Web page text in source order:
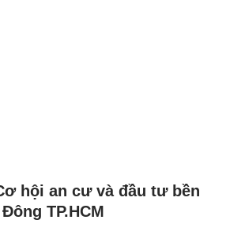
hội an cư và đầu tư bền
TP.HCM